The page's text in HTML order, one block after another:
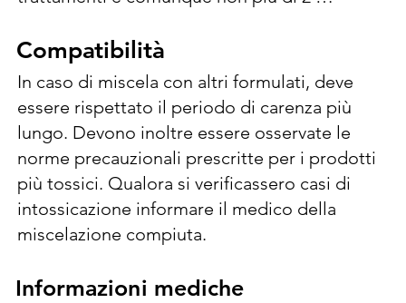
Carpocapsa (Cydia pomonella), trattare alla
schiusura delle uova. Ripetere i trattamenti
ad intervalli di 7-15 giorni con dosi di 80-120
ml/hl a seconda del livello di infestazione
(minimo 1,2 L/ha). In caso di aree con livelli di
infestazione storicamente molto elevati,
inserire il prodotto in uno specifico
programma di controllo del parassita.
Compatibilità
Compatibilità
In caso di miscela con altri formulati, deve
essere rispettato il periodo di carenza più
lungo. Devono inoltre essere osservate le
norme precauzionali prescritte per i prodotti
più tossici. Qualora si verificassero casi di
intossicazione informare il medico della
miscelazione compiuta.
Informazioni mediche
Informazioni mediche